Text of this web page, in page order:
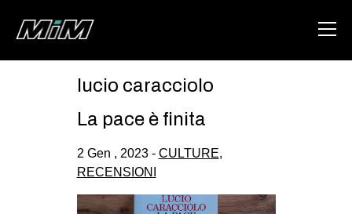
DEGENERAZIONE
lucio caracciolo
La pace è finita
2 Gen , 2023 - CULTURE,
RECENSIONI